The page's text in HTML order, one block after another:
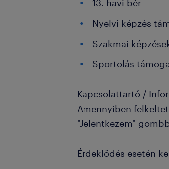
13. havi bér
Nyelvi képzés
Szakmai
Sportolás
Kapcsolattartó /
Amennyiben
"Jelentkezem"
Érdeklődés esetén